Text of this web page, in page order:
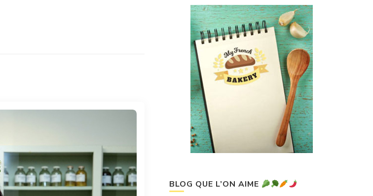
BLOG QUE L’ON AIME